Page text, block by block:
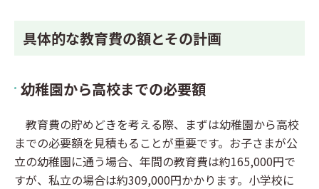
具体的な教育費の額とその計画
幼稚園から高校までの必要額
教育費の貯めどきを考える際、まずは幼稚園から高校
までの必要額を見積もることが重要です。お子さまが公
立の幼稚園に通う場合、年間の教育費は約165,000円で
すが、私立の場合は約309,000円かかります。小学校に